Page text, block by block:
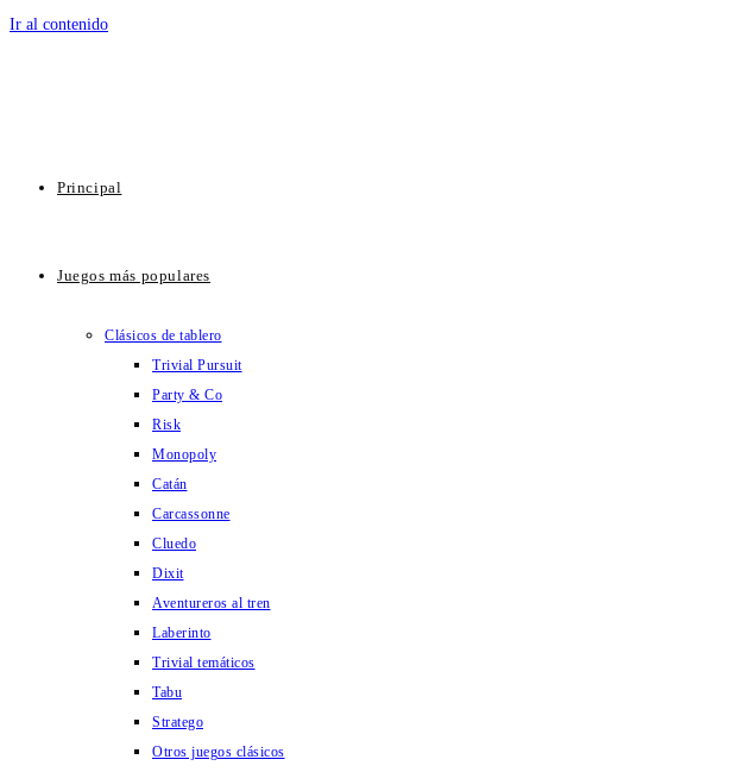
Ir al contenido
Principal
Juegos más populares
Clásicos de tablero
Trivial Pursuit
Party & Co
Risk
Monopoly
Catán
Carcassonne
Cluedo
Dixit
Aventureros al tren
Laberinto
Trivial temáticos
Tabu
Stratego
Otros juegos clásicos